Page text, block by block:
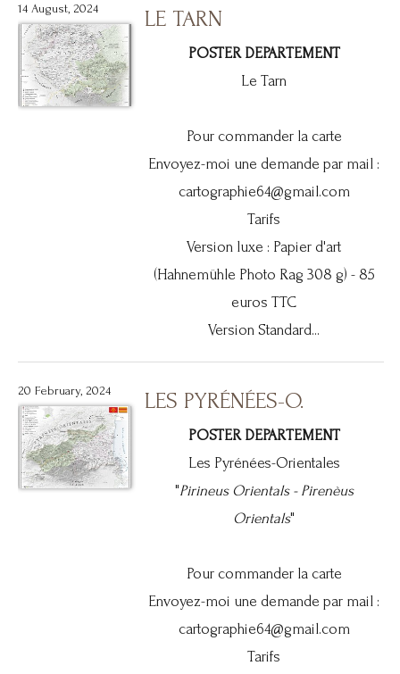
14 August, 2024 LE TARN
POSTER DEPARTEMENT
Le Tarn
Pour commander la carte
Envoyez-moi une demande par mail :
cartographie64@gmail.com
Tarifs
Version luxe : Papier d'art
(Hahnemühle Photo Rag 308 g) - 85
euros TTC
Version Standard...
20 February, 2024 LES PYRÉNÉES-O.
POSTER DEPARTEMENT
Les Pyrénées-Orientales
"Pirineus Orientals - Pirenèus
Orientals"
Pour commander la carte
Envoyez-moi une demande par mail :
cartographie64@gmail.com
Tarifs